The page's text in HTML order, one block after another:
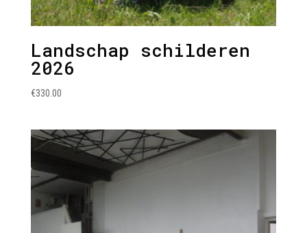
Landschap schilderen
2026
€330.00